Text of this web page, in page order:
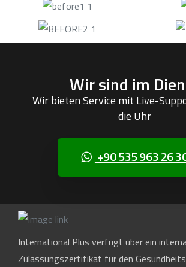
Wir sind im
Wir bieten Service mit Live-
die Uhr
+90 535 963 26
International Plus verfügt über ein
Zulassungszertifikat für den